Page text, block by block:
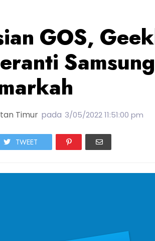
GOS,
Timur pada 3/05/2022 11:51:00 pm
TWEET